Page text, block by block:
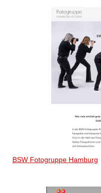
BSW Fotogruppe Hamburg